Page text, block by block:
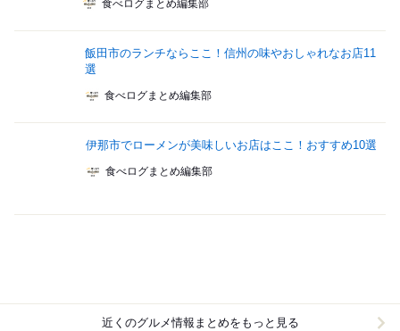
食べログまとめ編集部
飯田市のランチならここ！信州の味やおしゃれなお店11
選
食べログまとめ編集部
伊那市でローメンが美味しいお店はここ！おすすめ10選
食べログまとめ編集部
近くのグルメ情報まとめをもっと見る